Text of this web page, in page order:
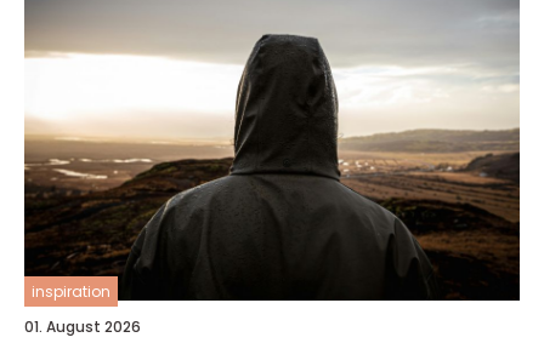
inspiration
01. August 2026